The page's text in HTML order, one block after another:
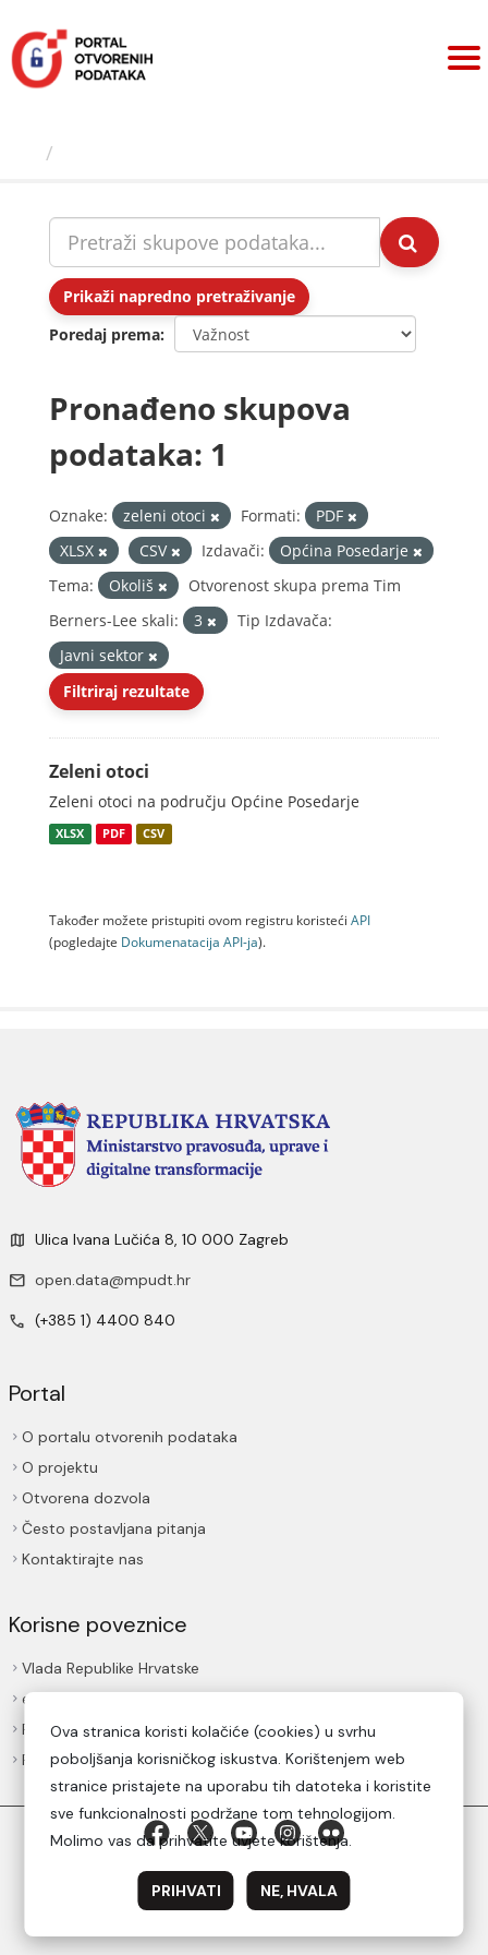
sadržaj
Prikaži napredno pretraživanje
Poredaj prema
Pronađeno skupova
podataka: 1
Oznake: zeleni otoci Formati:
PDF
XLSX
CSV Izdavači:
Općina Posedarje
Tema:
Okoliš
Otvorenost skupa prema Tim
Berners-Lee skali:
3
Tip Izdavača:
Javni sektor
Filtriraj rezultate
Zeleni otoci
Zeleni otoci na području Općine Posedarje
XLSX PDF CSV
Također možete pristupiti ovom registru koristeći API
(pogledajte Dokumenаtаcijа API-jа).